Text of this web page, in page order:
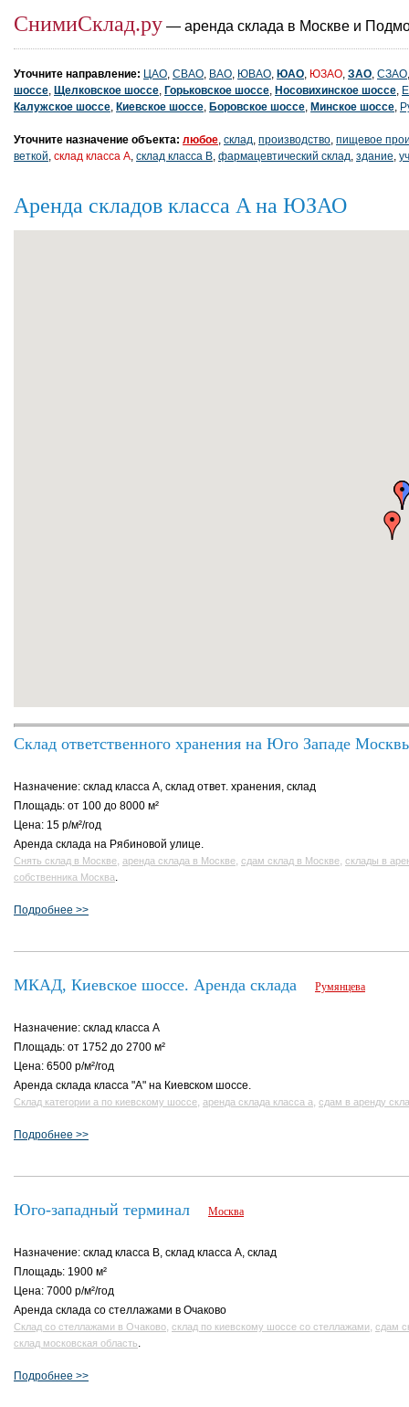
СнимиСклад.ру — аренда склада в Москве и
Уточните направление: ЦАО, СВАО, ВАО, ЮВАО, ЮАО, ЮЗАО, ЗАО, СЗАО
шоссе, Щелковское шоссе, Горьковское шоссе, Носовихинское шоссе,
Калужское шоссе, Киевское шоссе, Боровское шоссе, Минское шоссе,
Уточните назначение объекта: любое, склад, производство, пищевое
веткой, склад класса A, склад класса B, фармацевтический склад, здание,
Аренда складов класса A на ЮЗАО
Склад ответственного хранения на Юго Западе
Назначение: склад класса A, склад ответ. хранения, склад
Площадь: от 100 до 8000 м²
Цена: 15 р/м²/год
Аренда склада на Рябиновой улице.
Снять склад в Москве, аренда склада в Москве, сдам склад в Москве, склады в
собственника Москва.
Подробнее >>
МКАД, Киевское шоссе. Аренда склада Румянцева
Назначение: склад класса A
Площадь: от 1752 до 2700 м²
Цена: 6500 р/м²/год
Аренда склада класса "А" на Киевском шоссе.
Склад категории а по киевскому шоссе, аренда склада класса а, сдам в аренду
Подробнее >>
Юго-западный терминал Москва
Назначение: склад класса B, склад класса A, склад
Площадь: 1900 м²
Цена: 7000 р/м²/год
Аренда склада со стеллажами в Очаково
Склад со стеллажами в Очаково, склад по киевскому шоссе со стеллажами, сдам
склад московская область.
Подробнее >>